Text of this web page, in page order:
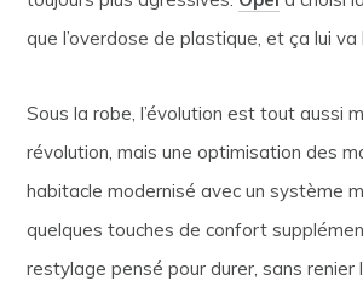
que l’overdose de plastique, et ça lui va
Sous la robe, l’évolution est tout aussi
révolution, mais une optimisation des
habitacle modernisé avec un système
quelques touches de confort
restylage pensé pour durer, sans renier